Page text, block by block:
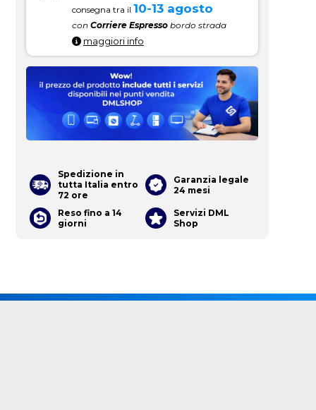
consegna tra il 10-13 agosto
con Corriere Espressobordo strada
maggiori info
Spedizione in
tutta Italia entro
72 ore
Garanzia legale
24 mesi
Reso fino a 14
giorni
Servizi DML
Shop